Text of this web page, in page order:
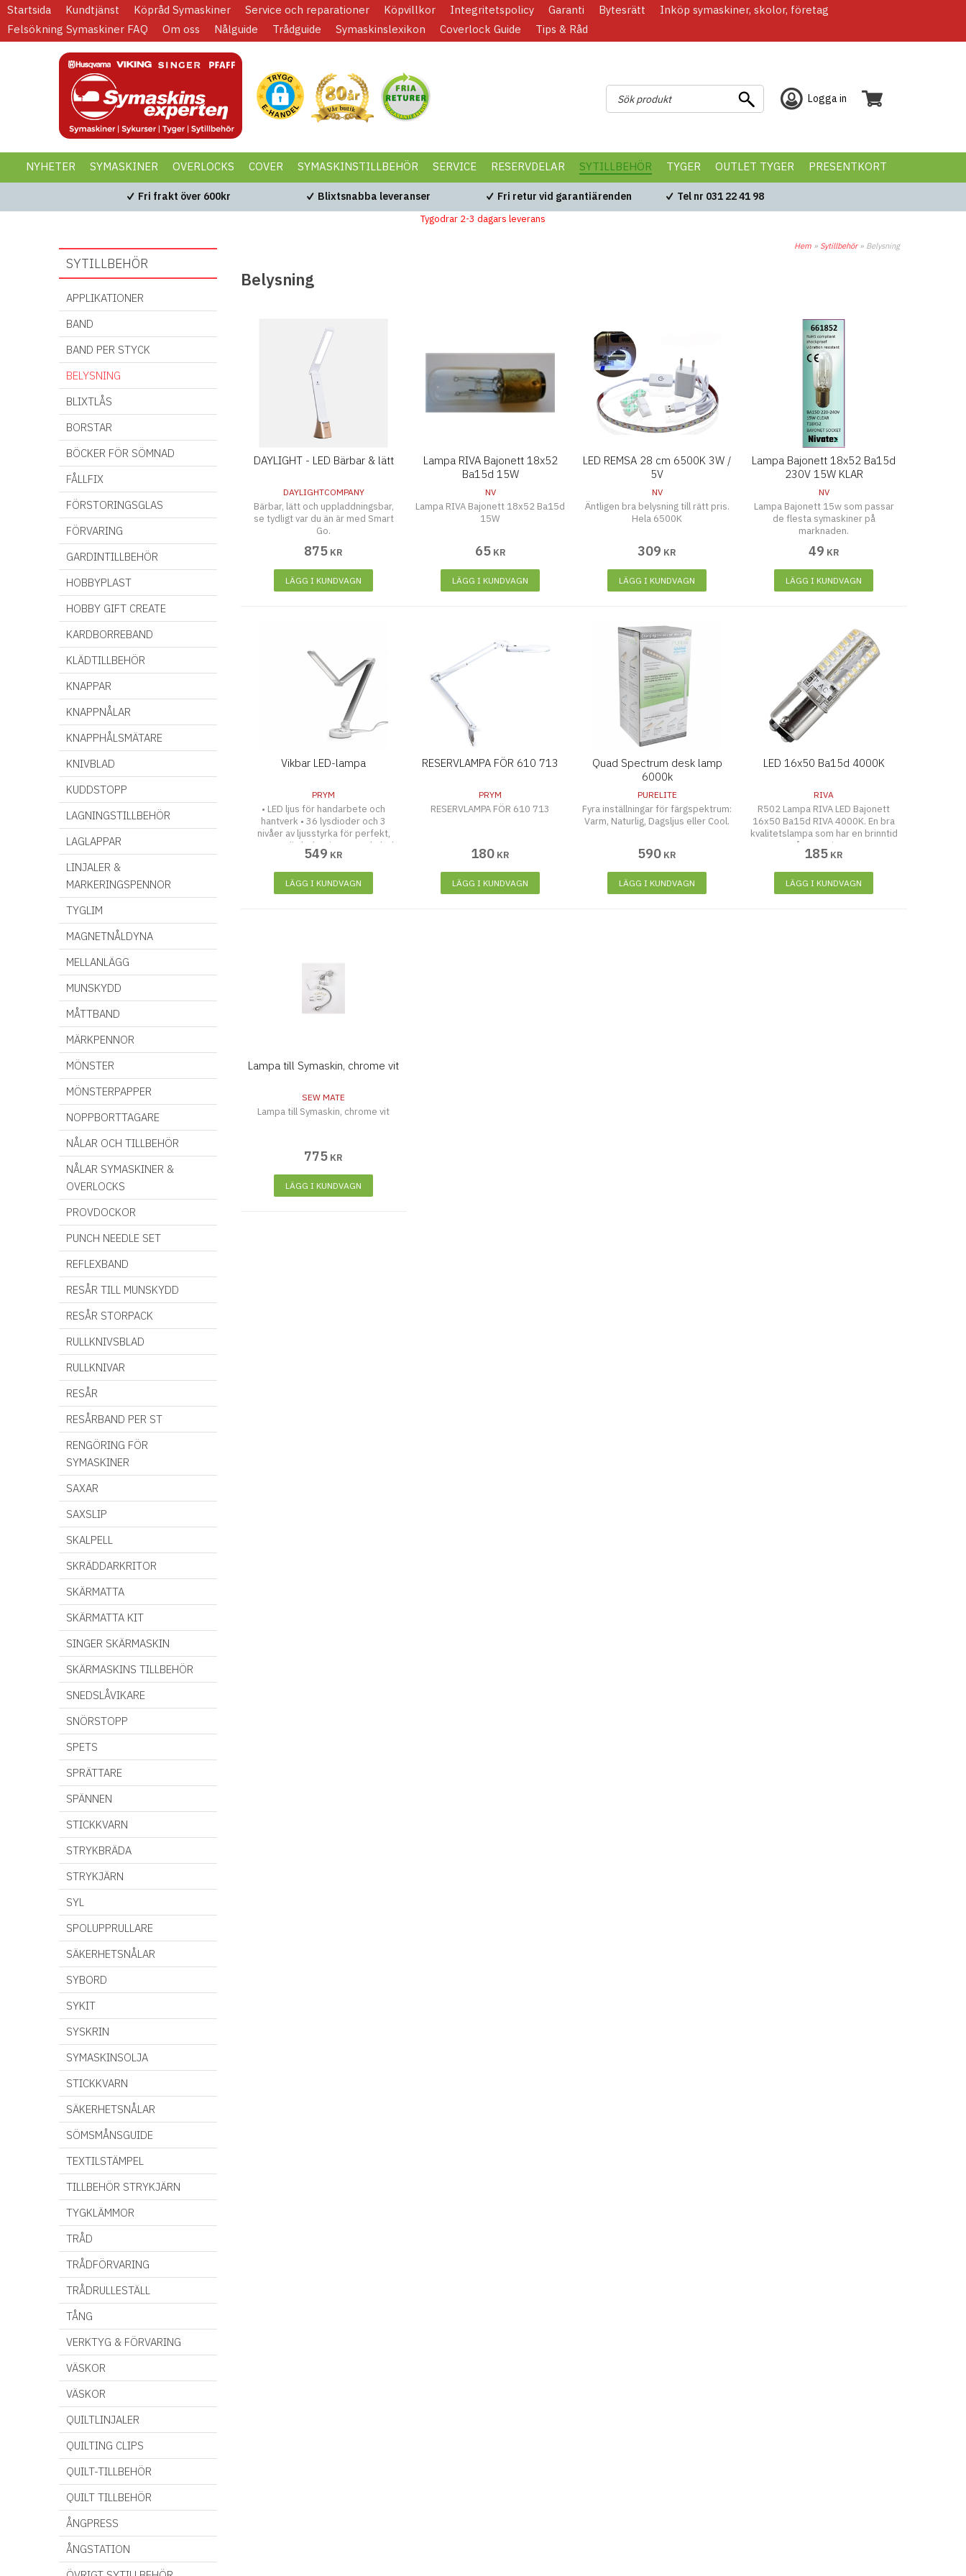
Startsida Kundtjänst Köpråd Symaskiner Service och reparationer Köpvillkor Integritetspolicy Garanti Bytesrätt
Inköp symaskiner, skolor, företag
Felsökning Symaskiner FAQ
Om oss Nålguide Trådguide Symaskinslexikon Coverlock Guide Tips & Råd
Logga in
NYHETER SYMASKINER OVERLOCKS COVER SYMASKINSTILLBEHÖR SERVICE RESERVDELAR SYTILLBEHÖR TYGER OUTLET TYGER PRESENTKORT
BLACK WEEKFri frakt över 600kr Blixtsnabba leveranser Fri retur vid garantiärenden Tel nr 031 22 41 98
Tygodrar 2-3 dagars leverans
SYTILLBEHÖR
APPLIKATIONER
BAND
BAND PER STYCK
BELYSNING
BLIXTLÅS
BORSTAR
BÖCKER FÖR SÖMNAD
FÅLLFIX
FÖRSTORINGSGLAS
FÖRVARING
GARDINTILLBEHÖR
HOBBYPLAST
HOBBY GIFT CREATE
KARDBORREBAND
KLÄDTILLBEHÖR
KNAPPAR
KNAPPNÅLAR
KNAPPHÅLSMÄTARE
KNIVBLAD
KUDDSTOPP
LAGNINGSTILLBEHÖR
LAGLAPPAR
LINJALER &
MARKERINGSPENNOR
TYGLIM
MAGNETNÅLDYNA
MELLANLÄGG
MUNSKYDD
MÅTTBAND
MÄRKPENNOR
MÖNSTER
MÖNSTERPAPPER
NOPPBORTTAGARE
NÅLAR OCH TILLBEHÖR
NÅLAR SYMASKINER &
OVERLOCKS
PROVDOCKOR
PUNCH NEEDLE SET
REFLEXBAND
RESÅR TILL MUNSKYDD
RESÅR STORPACK
RULLKNIVSBLAD
RULLKNIVAR
RESÅR
RESÅRBAND PER ST
RENGÖRING FÖR
SYMASKINER
SAXAR
SAXSLIP
SKALPELL
SKRÄDDARKRITOR
SKÄRMATTA
SKÄRMATTA KIT
SINGER SKÄRMASKIN
SKÄRMASKINS TILLBEHÖR
SNEDSLÅVIKARE
SNÖRSTOPP
SPETS
SPRÄTTARE
SPÄNNEN
STICKKVARN
STRYKBRÄDA
STRYKJÄRN
SYL
SPOLUPPRULLARE
SÄKERHETSNÅLAR
SYBORD
SYKIT
SYSKRIN
SYMASKINSOLJA
STICKKVARN
SÄKERHETSNÅLAR
SÖMSMÅNSGUIDE
TEXTILSTÄMPEL
TILLBEHÖR STRYKJÄRN
TYGKLÄMMOR
TRÅD
TRÅDFÖRVARING
TRÅDRULLESTÄLL
TÅNG
VERKTYG & FÖRVARING
VÄSKOR
VÄSKOR
QUILTLINJALER
QUILTING CLIPS
QUILT-TILLBEHÖR
QUILT TILLBEHÖR
ÅNGPRESS
ÅNGSTATION
Hem » Sytillbehör» Belysning
Belysning
DAYLIGHT - LED Bärbar & lätt
DAYLIGHTCOMPANY
Bärbar, lätt och uppladdningsbar,
se tydligt var du än är med Smart
Go.
875 KR
LÄGG I KUNDVAGN
Lampa RIVA Bajonett 18x52
Ba15d 15W
NV
Lampa RIVA Bajonett 18x52 Ba15d
15W
65 KR
LÄGG I KUNDVAGN
LED REMSA 28 cm 6500K 3W /
5V
NV
Äntligen bra belysning till rätt pris.
Hela 6500K
309 KR
LÄGG I KUNDVAGN
Lampa Bajonett 18x52 Ba15d
230V 15W KLAR
NV
Lampa Bajonett 15w som passar
de flesta symaskiner på
marknaden.
49 KR
LÄGG I KUNDVAGN
Vikbar LED-lampa
PRYM
• LED ljus för handarbete och
hantverk • 36 lysdioder och 3
nivåer av ljusstyrka för perfekt,
ögonvänlig belysning • USB-kabel
och adapter ingår i förpackningen
549 KR
LÄGG I KUNDVAGN
RESERVLAMPA FÖR 610 713
PRYM
RESERVLAMPA FÖR 610 713
180 KR
LÄGG I KUNDVAGN
Quad Spectrum desk lamp
6000k
PURELITE
Fyra inställningar för färgspektrum:
Varm, Naturlig, Dagsljus eller Cool.
590 KR
LÄGG I KUNDVAGN
LED 16x50 Ba15d 4000K
RIVA
R502 Lampa RIVA LED Bajonett
16x50 Ba15d RIVA 4000K. En bra
kvalitetslampa som har en brinntid
på 5000 timmar
185 KR
LÄGG I KUNDVAGN
Lampa till Symaskin, chrome vit
SEW MATE
Lampa till Symaskin, chrome vit
775 KR
LÄGG I KUNDVAGN